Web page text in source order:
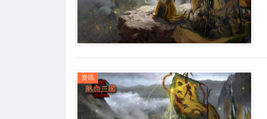
资讯